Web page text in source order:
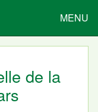
MENU
de la